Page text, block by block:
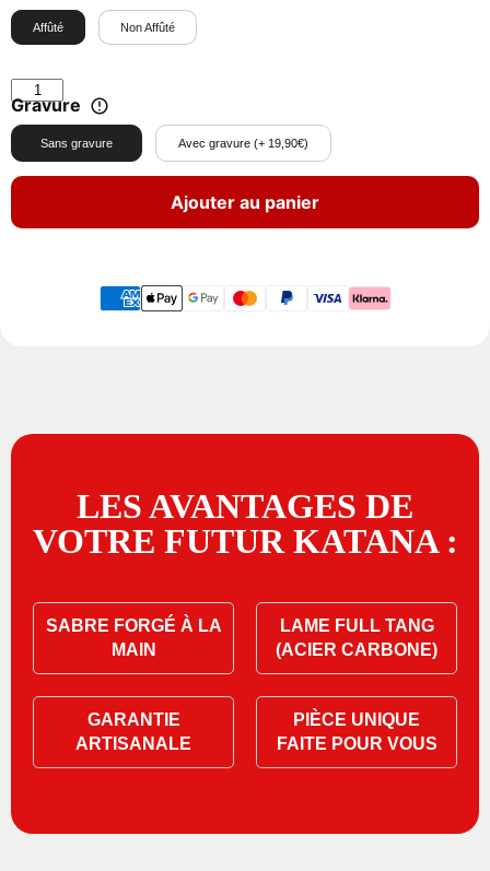
Affûté Non Affûté
Gravure
Sans gravure Avec gravure (+ 19,90€)
Ajouter au panier
LES AVANTAGES DE
VOTRE FUTUR KATANA :
SABRE FORGÉ À LA
MAIN
LAME FULL TANG
(ACIER CARBONE)
GARANTIE
ARTISANALE
PIÈCE UNIQUE
FAITE POUR VOUS